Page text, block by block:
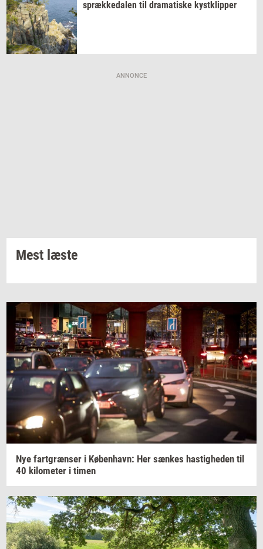
spræk­ke­da­len til dra­ma­ti­ske kyst­klip­per
ANNONCE
Mest læste
Nye fart­græn­ser i Kø­ben­havn: Her sæn­kes ha­stig­he­den til
40 ki­lo­me­ter i timen